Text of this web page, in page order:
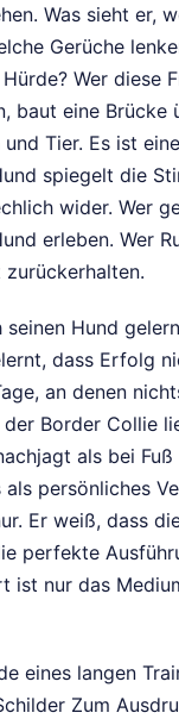
Was sieht er,
Gerüche
Wer diese
baut eine Brücke
Tier. Es ist
spiegelt die
wider. Wer
erleben. Wer
Hund
dass Erfolg
an denen
der Border Collie
als bei Fuß
persönliches
Er weiß, dass
perfekte
ist nur das
eines langen
Zum